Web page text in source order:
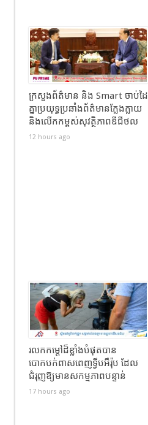
ក្រសួងព័ត៌មាន និង Smart ចាប់ដៃ
គ្នាប្រយុទ្ធប្រឆាំងព័ត៌មានក្លែងក្លាយ
និងលើកកម្ពស់សុវត្ថិភាពឌីជីថល
12 hours ago
រលកកម្ដៅដ៏ខ្លាំងបំផុតបាន
បោកបក់ពាសពេញទ្វីបអឺរ៉ុប ដែល
ជំរុញឱ្យមានសកម្មភាពបន្ទាន់
17 hours ago